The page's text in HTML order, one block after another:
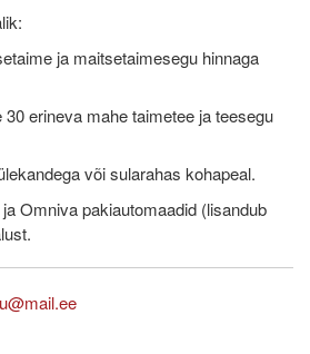
ja maitsetaimesegu hinnaga
erineva mahe taimetee ja teesegu
või sularahas kohapeal.
Omniva pakiautomaadid (lisandub